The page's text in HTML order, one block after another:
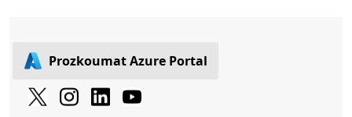
Prozkoumat Azure Portal